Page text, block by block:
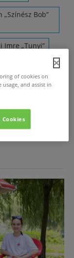
„Színész Bob”
Imre „Tunyi”
of cookies on
and assist in